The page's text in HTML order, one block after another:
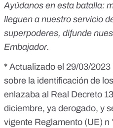
Ayúdanos en esta batalla:
lleguen a nuestro servicio
superpoderes, difunde
Embajador.
* Actualizado el 29/03/
sobre la identificación de
enlazaba al Real Decreto
diciembre, ya derogado, y
vigente Reglamento (UE) n